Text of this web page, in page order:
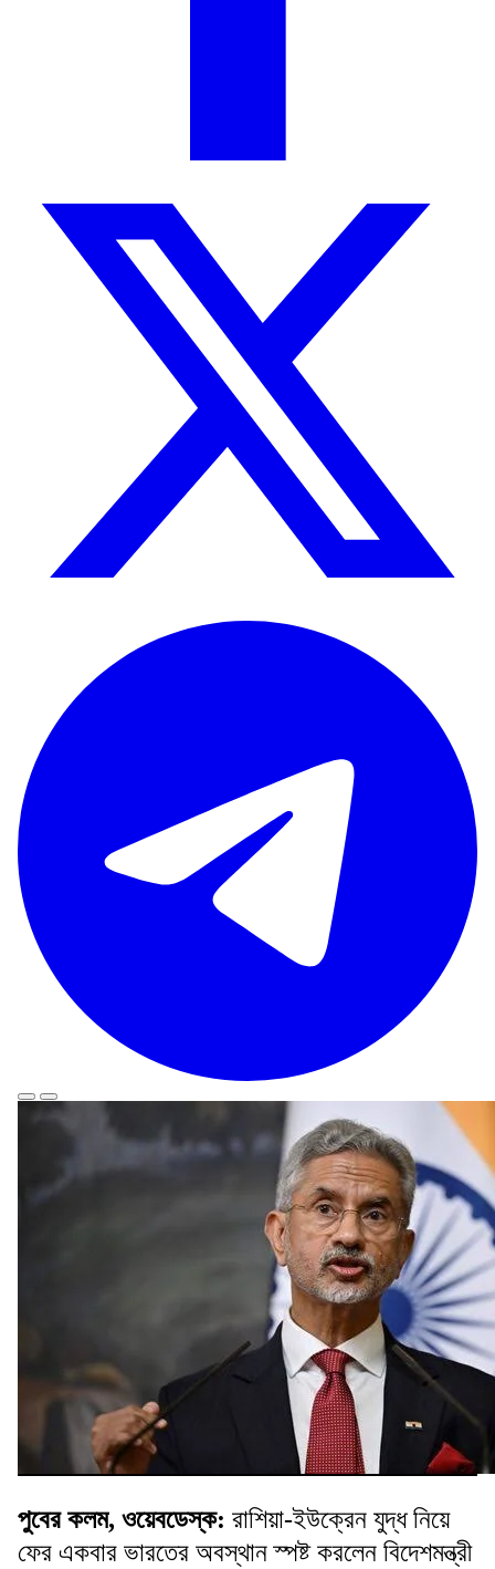
পুবের কলম, ওয়েবডেস্ক: রাশিয়া-ইউক্রেন যুদ্ধ নিয়ে
ফের একবার ভারতের অবস্থান স্পষ্ট করলেন বিদেশমন্ত্রী